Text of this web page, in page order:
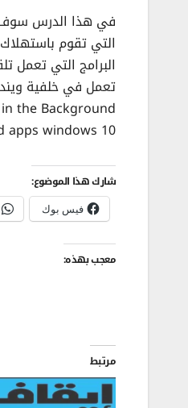
البرامج التي تعمل
تعمل في خلفية ويندوز 10 وتستهلك موارد جهاز
the Background
apps windows 10
شارك هذا الموضوع:
فيس بوك
معجب بهذه:
مرتبط